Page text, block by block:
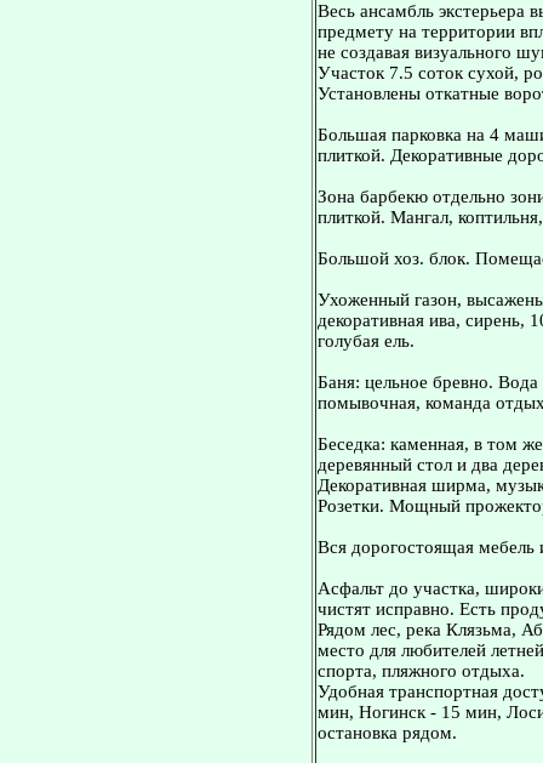
Becь анcамбль экcтeрьepa
предмету на территории
не создавая визуального
Участок 7.5 соток сухой,
Установлены откатные
Большая парковка на 4
плиткой. Декоративные
Зона барбекю отдельно
плиткой. Мангал,
Большой хоз. блок.
Ухоженный газон,
декоративная ива, сирень,
голубая ель.
Баня: цельное бревно.
помывочная, команда
Беседка: каменная, в том
деревянный стол и два
Декоративная ширма,
Розетки. Мощный
Вся дорогостоящая мебель
Асфальт до участка,
чистят исправно. Есть
Рядом лес, река Клязьма,
место для любителей
спорта, пляжного отдыха.
Удобная транспортная
мин, Ногинск - 15 мин,
остановка рядом.